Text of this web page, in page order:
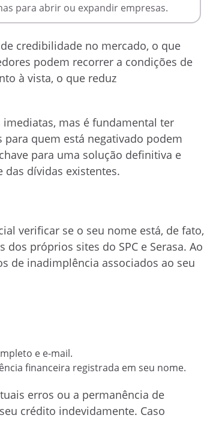
para abrir ou expandir empresas.
credibilidade no mercado, o que
podem recorrer a condições de
à vista, o que reduz
mas é fundamental ter
quem está negativado podem
para uma solução definitiva e
das dívidas existentes.
verificar se o seu nome está, de fato,
próprios sites do SPC e Serasa. Ao
de inadimplência associados ao seu
e e-mail.
financeira registrada em seu nome.
erros ou a permanência de
crédito indevidamente. Caso